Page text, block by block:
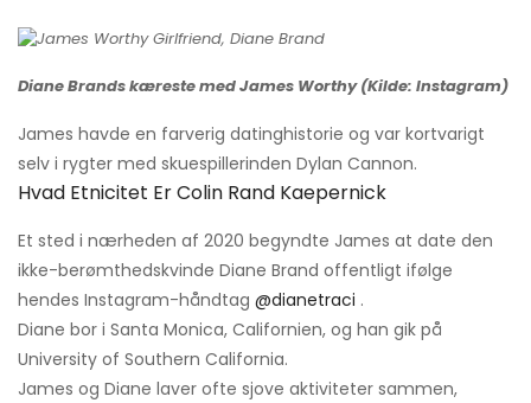
Diane Brands kæreste med James Worthy (Kilde: Instagram)
James havde en farverig datinghistorie og var kortvarigt
selv i rygter med skuespillerinden Dylan Cannon.
Hvad Etnicitet Er Colin Rand Kaepernick
Et sted i nærheden af ​​2020 begyndte James at date den
ikke-berømthedskvinde Diane Brand offentligt ifølge
hendes Instagram-håndtag @dianetraci .
Diane bor i Santa Monica, Californien, og han gik på
University of Southern California.
James og Diane laver ofte sjove aktiviteter sammen,